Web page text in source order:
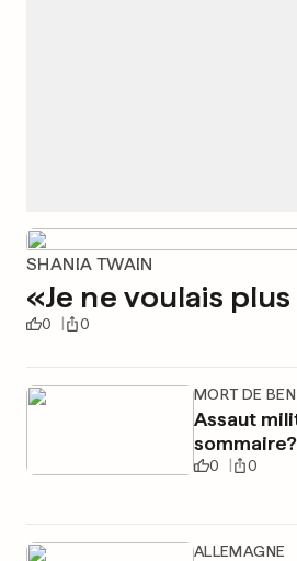
SHANIA TWAIN
«Je ne voulais
0 0
MORT DE
Assaut
sommaire?
0 0
ALLEMAGNE